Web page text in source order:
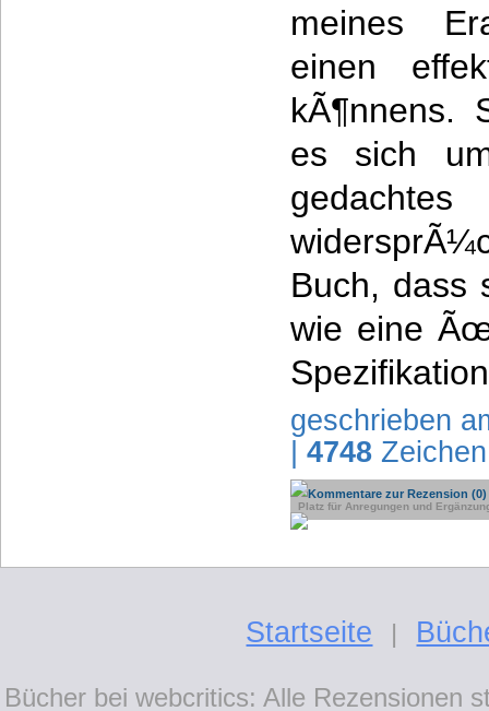
meines
einen
kÃ¶nnens.
es sich
Buch, dass
wie eine
geschrieben
4748 Zeichen
Kommentare zur Rezension (0)
Platz für Anregungen und
Startseite |
Bücher bei webcritics: Alle Rezensionen